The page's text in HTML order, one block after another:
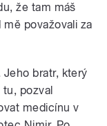
že tam máš
považovali za
Jeho bratr, který
pozval
medicínu v